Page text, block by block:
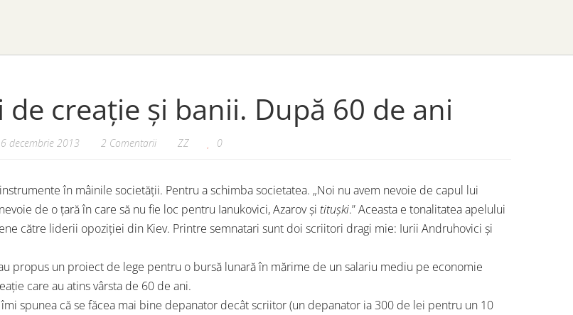
de creație și banii. După 60 de ani
decembrie 2013 2 Comentarii ZZ 0
în mâinile societății. Pentru a schimba societatea. „Noi nu avem nevoie de capul lui
de o țară în care să nu fie loc pentru Ianukovici, Azarov și titușki.” Aceasta e tonalitatea apelului
către liderii opoziției din Kiev. Printre semnatari sunt doi scriitori dragi mie: Iurii Andruhovici și
propus un proiect de lege pentru o bursă lunară în mărime de un salariu mediu pe economie
care au atins vârsta de 60 de ani.
spunea că se făcea mai bine depanator decât scriitor (un depanator ia 300 de lei pentru un 10